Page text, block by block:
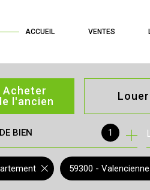
ACCUEIL VENTES
Acheter
l'ancien
de l'ancien
de l'immo pro
Louer
à l'année
de
BIEN 1
59300 -